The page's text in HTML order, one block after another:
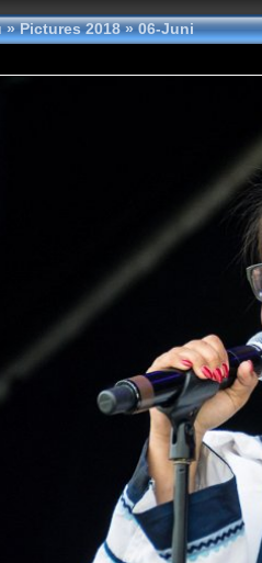
»Pictures 2018»06-Juni